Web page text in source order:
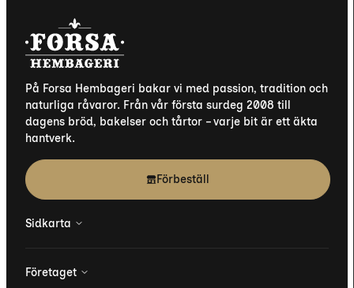
På Forsa Hembageri bakar vi med passion, tradition och
naturliga råvaror. Från vår första surdeg 2008 till
dagens bröd, bakelser och tårtor – varje bit är ett äkta
hantverk.
Förbeställ
Sidkarta
Produkter
Företaget